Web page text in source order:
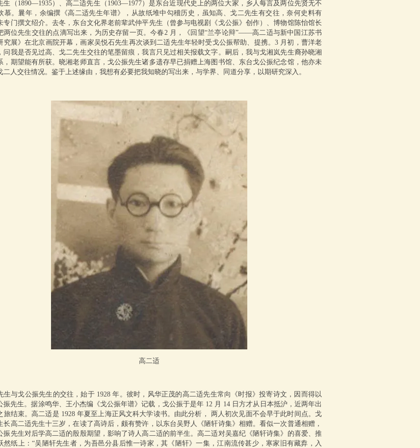
生（1890—1935）、高二适先生（1903—1977）是东台近现代史上的两位大家，乡人每言及两位先贤无不
慕。曩年，余编撰《高二适先生年谱》，从故纸堆中勾稽历史，虽知高、戈二先生有交往，奈何史料有
专门撰文绍介。去冬，东台文化界老前辈武仲平先生（曾参与电视剧《戈公振》创作）、博物馆陈怡馆长
两位先生交往的点滴写出来，为历史存留一页。今春2 月，《回望“兰亭论辩”——高二适与新中国江苏书
究展》在北京画院开幕，画家吴悦石先生再次谈到二适先生年轻时受戈公振帮助、提携。3 月初，曹洋老
问我是否见过高、戈二先生交往的笔墨留痕，我言只见过相关报载文字。嗣后，我与戈湘岚先生裔孙晓湘
，期望能有所获。晓湘老师直言，戈公振先生诸多遗存早已捐赠上海图书馆、东台戈公振纪念馆，他亦未
二人交往情况。鉴于上述缘由，我想有必要把我知晓的写出来，与学界、同道分享，以期研究深入。
高二适
生与戈公振先生的交往，始于 1928 年。彼时，风华正茂的高二适先生常向《时报》投寄诗文，因而得以
振先生。据涂鸣华、王小杰编《戈公振年谱》记载，戈公振于是年 12 月 14 日方才从日本抵沪，近两年出
旅结束。高二适是 1928 年夏至上海正风文科大学读书。由此分析， 两人初次见面不会早于此时间点。戈
长高二适先生十三岁，在读了高诗后，颇有赞许，以东台吴野人《陋轩诗集》相赠。看似一次普通相赠，
振先生对后学高二适的殷殷期望，影响了诗人高二适的前半生。高二适对吴嘉纪《陋轩诗集》的喜爱、推
然纸上：“吴陋轩先生者，为吾邑分县后惟一诗家，其《陋轩》一集，江南流传甚少，寒家旧有藏弆，入